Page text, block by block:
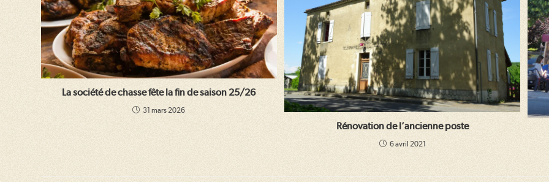
La société de chasse fête la fin de saison 25/26
31 mars 2026
Rénovation de l’ancienne poste
6 avril 2021